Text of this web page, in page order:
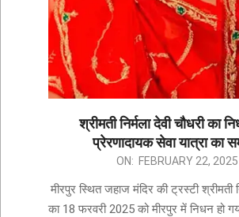
श्रीमती निर्मला देवी चौधरी का
प्रेरणादायक सेवा यात्रा का
ON: FEBRUARY 22, 2025
मीरपुर स्थित जहाज मंदिर की ट्रस्टी श्रीमती
का 18 फरवरी 2025 को मीरपुर में निधन हो